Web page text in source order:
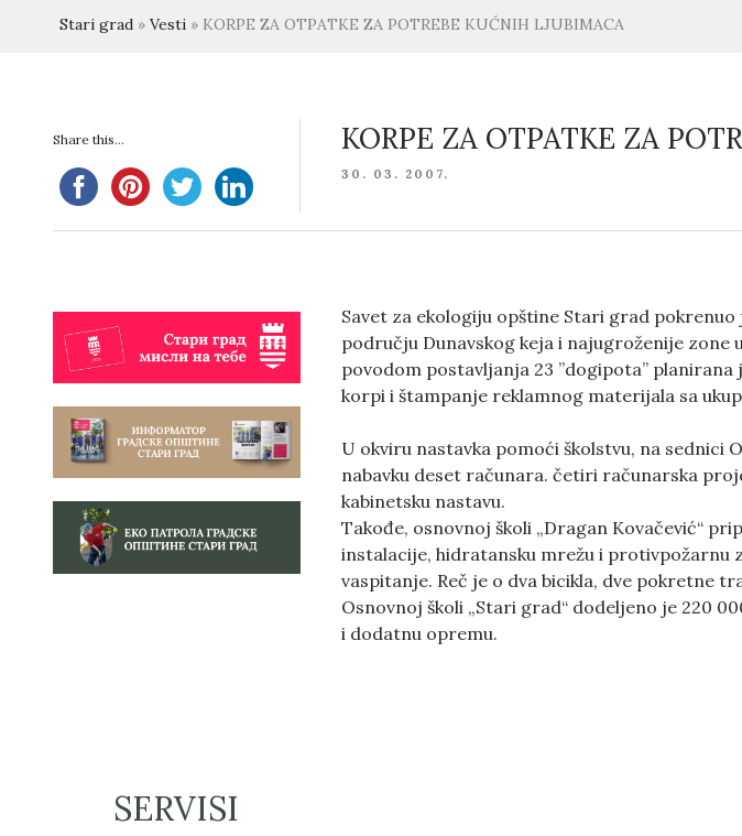
Stari grad » Vesti » KORPE ZA OTPATKE ZA POTREBE KUĆNIH LJUBIMACA
Share this... KORPE ZA OTPATKE ZA
POSTED
30. 03. 2007.
SERVISI
Savet za ekologiju opštine Stari grad
području Dunavskog keja i najugroženije
povodom postavljanja 23 ”dogipota”
korpi i štampanje reklamnog materijala sa
U okviru nastavka pomoći školstvu, na
nabavku deset računara. četiri računarska
kabinetsku nastavu.
Takođe, osnovnoj školi „Dragan Kovačević“
instalacije, hidratansku mrežu i protivpožarnu
vaspitanje. Reč je o dva bicikla, dve pokretne
Osnovnoj školi „Stari grad“ dodeljeno je 220
i dodatnu opremu.